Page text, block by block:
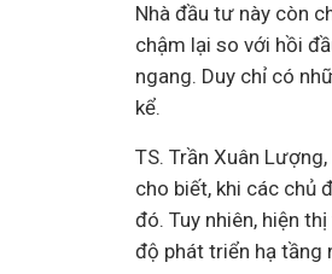
Nhà đầu tư này còn
chậm lại so với hồi
ngang. Duy chỉ có
kể.
TS. Trần Xuân
cho biết, khi các chủ
đó. Tuy nhiên, hiện
độ phát triển hạ tầng